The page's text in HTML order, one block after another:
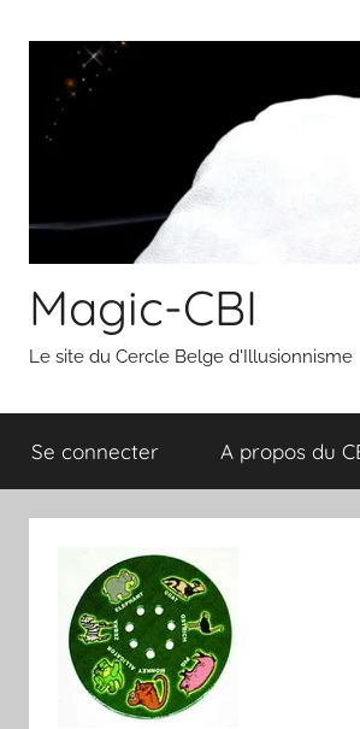
contenu
Magic-CBI
Le site du Cercle Belge d'Illusionnisme
Se connecter A propos du